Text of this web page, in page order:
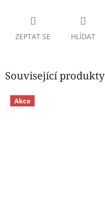
ZEPTAT SE HLÍDAT
Související produkty
Akce